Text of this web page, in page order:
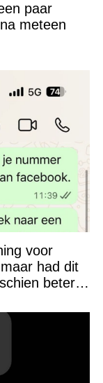
paar
meteen
voor
had dit
beter